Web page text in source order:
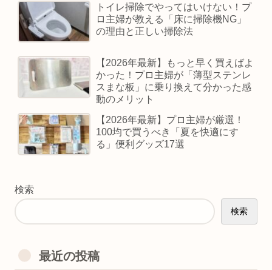
トイレ掃除でやってはいけない！プ
ロ主婦が教える「床に掃除機NG」
の理由と正しい掃除法
【2026年最新】もっと早く買えばよ
かった！プロ主婦が「薄型ステンレ
スまな板」に乗り換えて分かった感
動のメリット
【2026年最新】プロ主婦が厳選！
100均で買うべき「夏を快適にす
る」便利グッズ17選
検索
検索
最近の投稿